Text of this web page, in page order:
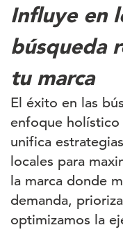
Influye en
búsqueda
tu marca
El éxito en las
enfoque holístico
unifica
locales para
la marca donde
demanda,
optimizamos la